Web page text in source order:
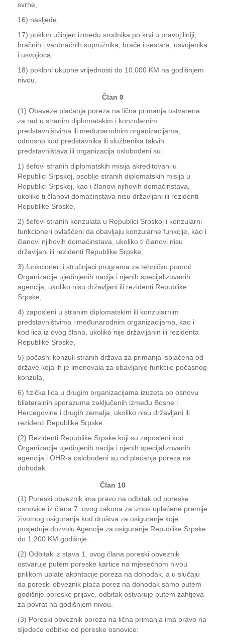
svrhe,
16) nasljeđe,
17) poklon učinjen između srodnika po krvi u pravoj liniji,
bračnih i vanbračnih supružnika, braće i sestara, usvojenika
i usvojioca,
18) pokloni ukupne vrijednosti do 10.000 KM na godišnjem
nivou.
Član 9
(1) Obaveze plaćanja poreza na lična primanja ostvarena
za rad u stranim diplomatskim i konzularnim
predstavništvima ili međunarodnim organizacijama,
odnosno kod predstavnika ili službenika takvih
predstavništava ili organizacija oslobođeni su:
1) šefovi stranih diplomatskih misija akreditovani u
Republici Srpskoj, osoblje stranih diplomatskih misija u
Republici Srpskoj, kao i članovi njihovih domaćinstava,
ukoliko ti članovi domaćinstava nisu državljani ili rezidenti
Republike Srpske,
2) šefovi stranih konzulata u Republici Srpskoj i konzularni
funkcioneri ovlašćeni da obavljaju konzularne funkcije, kao i
članovi njihovih domaćinstava, ukoliko ti članovi nisu
državljani ili rezidenti Republike Srpske,
3) funkcioneri i stručnjaci programa za tehničku pomoć
Organizacije ujedinjenih nacija i njenih specijalizovanih
agencija, ukoliko nisu državljani ili rezidenti Republike
Srpske,
4) zaposleni u stranim diplomatskim ili konzularnim
predstavništvima i međunarodnim organizacijama, kao i
kod lica iz ovog člana, ukoliko nije državljanin ili rezidenta
Republike Srpske,
5) počasni konzuli stranih država za primanja isplaćena od
države koja ih je imenovala za obavljanje funkcije počasnog
konzula,
6) fizička lica u drugim organizacijama izuzeta po osnovu
bilateralnih sporazuma zaključenih između Bosne i
Hercegovine i drugih zemalja, ukoliko nisu državljani ili
rezidenti Republike Srpske.
(2) Rezidenti Republike Srpske koji su zaposleni kod
Organizacije ujedinjenih nacija i njenih specijalizovanih
agencija i OHR-a oslobođeni su od plaćanja poreza na
dohodak.
Član 10
(1) Poreski obveznik ima pravo na odbitak od poreske
osnovice iz člana 7. ovog zakona za iznos uplaćene premije
životnog osiguranja kod društva za osiguranje koje
posjeduje dozvolu Agencije za osiguranje Republike Srpske
do 1.200 KM godišnje.
(2) Odbitak iz stava 1. ovog člana poreski obveznik
ostvaruje putem poreske kartice na mjesečnom nivou
prilikom uplate akontacije poreza na dohodak, a u slučaju
da poreski obveznik plaća porez na dohodak samo putem
godišnje poreske prijave, odbitak ostvaruje putem zahtjeva
za povrat na godišnjem nivou.
(3) Poreski obveznik poreza na lična primanja ima pravo na
sljedeće odbitke od poreske osnovice: